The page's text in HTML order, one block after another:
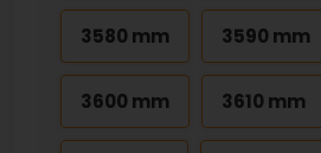
3580 mm 3590 mm
3600 mm 3610 mm